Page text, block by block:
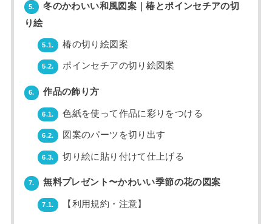
5.
冬のかわいい和風図案｜椿とポインセチアの切
り絵
5.1. 椿の切り絵図案
5.2. ポインセチアの切り絵図案
6. 作品の飾り方
6.1. 色紙を使って作品に彩りをつける
6.2. 図案のパーツを切り出す
6.3. 切り絵に貼り付けて仕上げる
7. 無料プレゼント〜かわいい季節の花の図案
7.1. 【利用規約・注意】